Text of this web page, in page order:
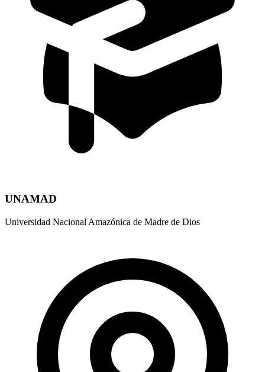
UNAMAD
Universidad Nacional Amazónica de Madre de Dios